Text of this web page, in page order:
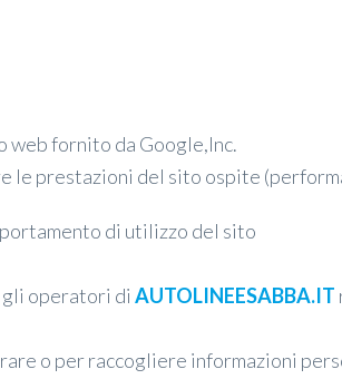
web fornito da Google,Inc.
le prestazioni del sito ospite
di utilizzo del sito
gli operatori di AUTOLINEESABBA.IT
o per raccogliere informazioni